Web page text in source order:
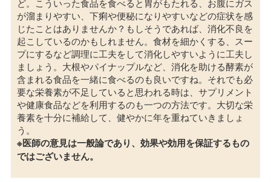
ど。こういった食品を食べると胃がもたれる、お腹にガス
が溜まりやすい、下痢や便秘になりやすいなどの症状を感
じたことはありませんか？もしそうであれば、消化不良を
起こしているのかもしれません。食材を細かくする、スー
プにするなど調理に工夫をして消化しやすいように工夫し
ましょう。大根やパイナップルなど、消化を助ける酵素が
含まれる食品を一緒に食べるのも良いですね。それでも必
要な栄養素が不足していると思われる時は、サプリメント
や健康食品などを利用するのも一つの方法です。大切な栄
養素を十分に補給して、健やかに年を重ねていきましょ
う。
※医師の意見は一般論であり、効果や効用を保証するもの
ではございません。